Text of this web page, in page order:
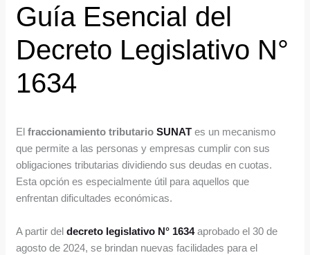
Guía Esencial del
Decreto Legislativo N°
1634
Elfraccionamiento tributarioSUNAT es un mecanismo
que permite a las personas y empresas cumplir con sus
obligaciones tributarias dividiendo sus deudas en cuotas.
Esta opción es especialmente útil para aquellos que
enfrentan dificultades económicas.
A partir deldecreto legislativo N° 1634aprobado el 30 de
agosto de 2024, se brindan nuevas facilidades para el